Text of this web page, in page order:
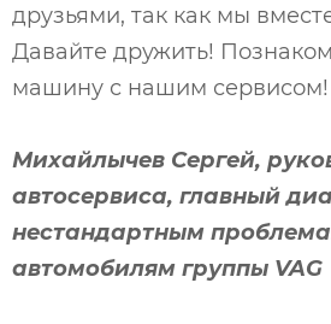
друзьями, так как мы
Давайте дружить!
машину с нашим сервисом!
Михайлычев Сергей,
автосервиса, главный
нестандартным
автомобилям группы VAG